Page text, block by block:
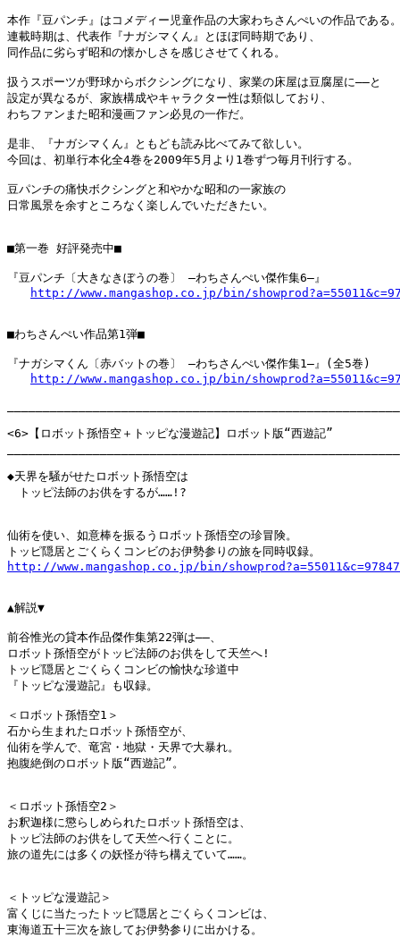
本作『豆パンチ』はコメディー児童作品の大家わちさんぺいの作品である
連載時期は、代表作『ナガシマくん』とほぼ同時期であり、
同作品に劣らず昭和の懐かしさを感じさせてくれる。
扱うスポーツが野球からボクシングになり、家業の床屋は豆腐屋に――と
設定が異なるが、家族構成やキャラクター性は類似しており、
わちファンまた昭和漫画ファン必見の一作だ。
是非、『ナガシマくん』ともども読み比べてみて欲しい。
今回は、初単行本化全4巻を2009年5月より1巻ずつ毎月刊行する。
豆パンチの痛快ボクシングと和やかな昭和の一家族の
日常風景を余すところなく楽しんでいただきたい。
■第一巻 好評発売中■
『豆パンチ〔大きなきぼうの巻〕 ―わちさんぺい傑作集6―』
http://www.mangashop.co.jp/bin/
■わちさんぺい作品第1弾■
『ナガシマくん〔赤バットの巻〕 ―わちさんぺい傑作集1―』(全5巻)
http://www.mangashop.co.jp/bin/
<6>【ロボット孫悟空＋トッピな漫遊記】ロボット版“西遊記”
◆天界を騒がせたロボット孫悟空は
トッピ法師のお供をするが……!?
仙術を使い、如意棒を振るうロボット孫悟空の珍冒険。
http://www.mangashop.co.jp/bin/
▲解説▼
前谷惟光の貸本作品傑作集第22弾は――、
ロボット孫悟空がトッピ法師のお供をして天竺へ!
トッピ隠居とごくらくコンビの愉快な珍道中
『トッピな漫遊記』も収録。
＜ロボット孫悟空1＞
石から生まれたロボット孫悟空が、
仙術を学んで、竜宮・地獄・天界で大暴れ。
抱腹絶倒のロボット版“西遊記”。
＜ロボット孫悟空2＞
お釈迦様に懲らしめられたロボット孫悟空は、
トッピ法師のお供をして天竺へ行くことに。
旅の道先には多くの妖怪が待ち構えていて……。
＜トッピな漫遊記＞
富くじに当たったトッピ隠居とごくらくコンビは、
東海道五十三次を旅してお伊勢参りに出かける。